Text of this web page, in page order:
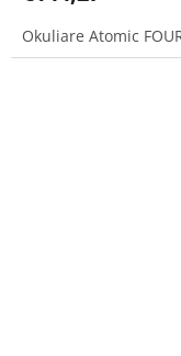
Okuliare Atomic